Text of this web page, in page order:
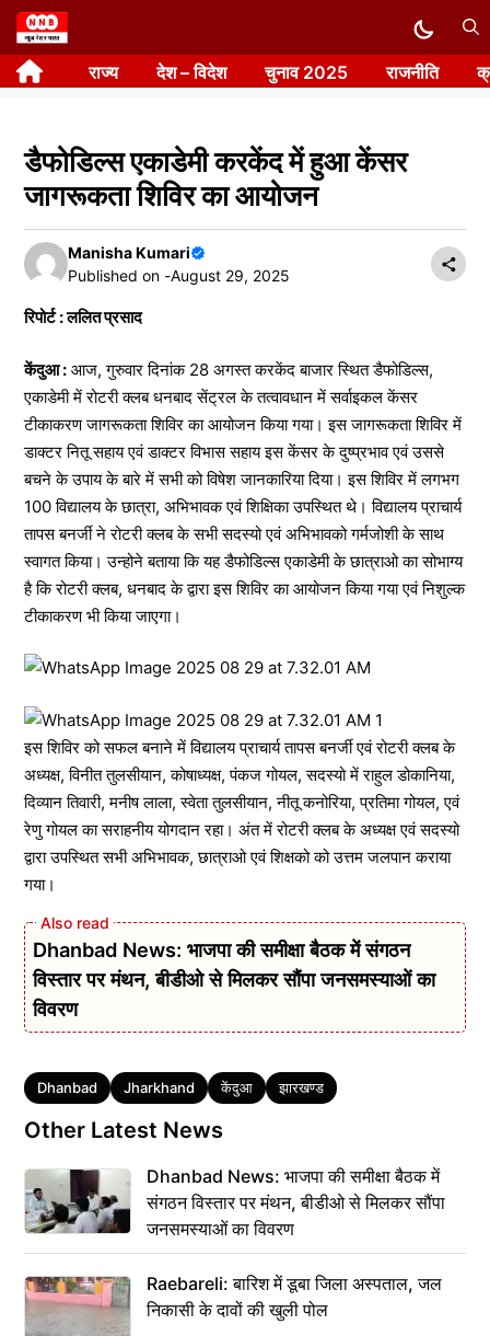
Skip
to
content राज्य देश – विदेश चुनाव 2025 राजनीति
डैफोडिल्स एकाडेमी करकेंद में हुआ केंसर
जागरूकता शिविर का आयोजन
Manisha Kumari
Published on -August 29, 2025
रिपोर्ट : ललित प्रसाद
केंदुआ : आज, गुरुवार दिनांक 28 अगस्त करकेंद बाजार स्थित डैफोडिल्स,
एकाडेमी में रोटरी क्लब धनबाद सेंट्रल के तत्वावधान में सर्वाइकल केंसर
टीकाकरण जागरूकता शिविर का आयोजन किया गया। इस जागरूकता शिविर में
डाक्टर नितू सहाय एवं डाक्टर विभास सहाय इस केंसर के दुष्प्रभाव एवं उससे
बचने के उपाय के बारे में सभी को विषेश जानकारिया दिया। इस शिविर में लगभग
100 विद्यालय के छात्रा, अभिभावक एवं शिक्षिका उपस्थित थे। विद्यालय प्राचार्य
तापस बनर्जी ने रोटरी क्लब के सभी सदस्यो एवं अभिभावको गर्मजोशी के साथ
स्वागत किया। उन्होने बताया कि यह डैफोडिल्स एकाडेमी के छात्राओ का सोभाग्य
है कि रोटरी क्लब, धनबाद के द्वारा इस शिविर का आयोजन किया गया एवं निशुल्क
टीकाकरण भी किया जाएगा।
इस शिविर को सफल बनाने में विद्यालय प्राचार्य तापस बनर्जी एवं रोटरी क्लब के
अध्यक्ष, विनीत तुलसीयान, कोषाध्यक्ष, पंकज गोयल, सदस्यो में राहुल डोकानिया,
दिव्यान तिवारी, मनीष लाला, स्वेता तुलसीयान, नीतू कनोरिया, प्रतिमा गोयल, एवं
रेणु गोयल का सराहनीय योगदान रहा। अंत में रोटरी क्लब के अध्यक्ष एवं सदस्यो
द्वारा उपस्थित सभी अभिभावक, छात्राओ एवं शिक्षको को उत्तम जलपान कराया
गया।
Dhanbad News: भाजपा की समीक्षा बैठक में संगठन
विस्तार पर मंथन, बीडीओ से मिलकर सौंपा जनसमस्याओं का
विवरण
Tags
Dhanbad Jharkhand केंदुआ झारखण्ड
Other Latest News
Dhanbad News: भाजपा की समीक्षा बैठक में
संगठन विस्तार पर मंथन, बीडीओ से मिलकर सौंपा
जनसमस्याओं का विवरण
Raebareli: बारिश में डूबा जिला अस्पताल, जल
निकासी के दावों की खुली पोल